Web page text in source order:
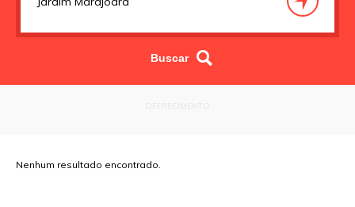
Nenhum resultado encontrado.